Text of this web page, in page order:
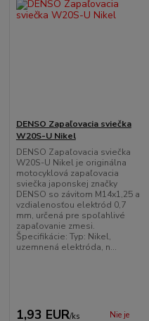
DENSO Zapaľovacia sviečka
W20S-U Nikel
DENSO Zapaľovacia sviečka
W20S-U Nikel je originálna
motocyklová zapaľovacia
sviečka japonskej značky
DENSO so závitom M14x1,25 a
vzdialenosťou elektród 0,7
mm, určená pre spoľahlivé
zapaľovanie zmesi.
Špecifikácie: Typ: Nikel,
uzemnená elektróda, n...
1,93 EUR/ks
Nie je